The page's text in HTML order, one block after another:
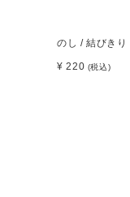
のし / 結びきり
¥ 220 (税込)